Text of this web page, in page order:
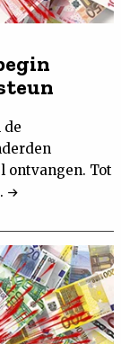
de
ontvangen. Tot